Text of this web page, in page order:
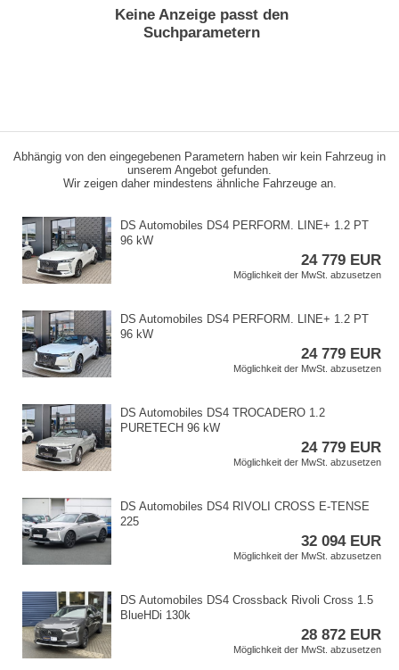
Keine Anzeige passt den
Suchparametern
Abhängig von den eingegebenen Parametern haben wir kein Fahrzeug in
unserem Angebot gefunden.
Wir zeigen daher mindestens ähnliche Fahrzeuge an.
DS Automobiles DS4 PERFORM. LINE​+ 1.2 PT
96 kW
24 779 EUR
Möglichkeit der MwSt. abzusetzen
DS Automobiles DS4 PERFORM. LINE​+ 1.2 PT
96 kW
24 779 EUR
Möglichkeit der MwSt. abzusetzen
DS Automobiles DS4 TROCADERO 1.2
PURETECH 96 kW
24 779 EUR
Möglichkeit der MwSt. abzusetzen
DS Automobiles DS4 RIVOLI CROSS E​-TENSE
225
32 094 EUR
Möglichkeit der MwSt. abzusetzen
DS Automobiles DS4 Crossback Rivoli Cross 1.5
BlueHDi 130k
28 872 EUR
Möglichkeit der MwSt. abzusetzen